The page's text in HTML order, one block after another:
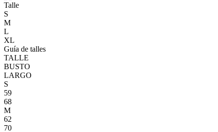
Talle
S
M
L
XL
Guía de talles
TALLE
BUSTO
LARGO
S
59
68
M
62
70